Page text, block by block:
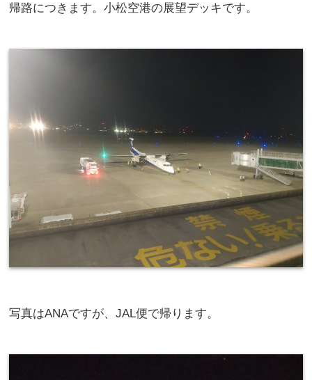
帰路につきます。小松空港の展望デッキです。
写真はANAですが、JAL便で帰ります。